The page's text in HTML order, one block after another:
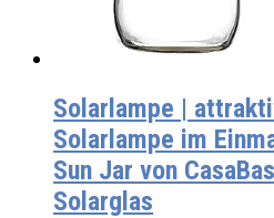
Solarlampe |
Solarlampe im
Sun Jar von
Solarglas